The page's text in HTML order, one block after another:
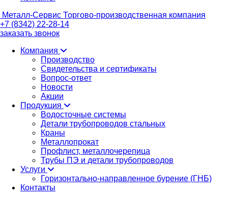
Металл-Сервис Торгово-производственная компания
+7 (8342) 22-28-14
заказать звонок
Компания
Производство
Свидетельства и сертификаты
Вопрос-ответ
Новости
Акции
Продукция
Водосточные системы
Детали трубопроводов стальных
Краны
Металлопрокат
Профлист, металлочерепица
Трубы ПЭ и детали трубопроводов
Услуги
Горизонтально-направленное бурение (ГНБ)
Контакты